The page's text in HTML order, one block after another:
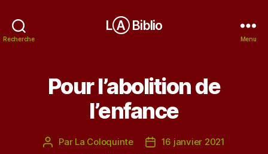
Recherche
LⒶ Biblio
Menu
Pour l’abolition de
l’enfance
Auteur
Par La Coloquinte
Date16 janvier 2021